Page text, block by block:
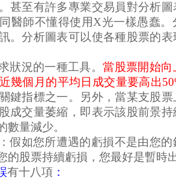
甚至有許多專業交易員對分析
醫師不懂得使用X光一樣愚蠢。
。分析圖表可以使各種股票的
狀況的一種工具。當股票開始向
幾個月的平均日成交量要高出
鍵指標之一。另外，當某支股
成交量萎縮，即表示該股前景
數量減少。
假如您所遭遇的虧損不是由您
的股票持續虧損，您最好是暫時
有十八項 ：